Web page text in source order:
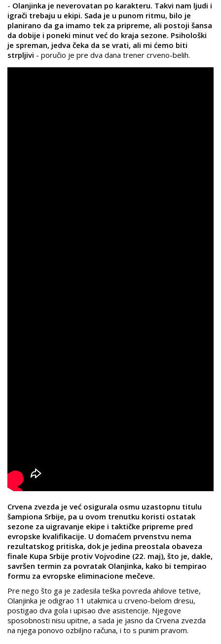
- Olanjinka je neverovatan po karakteru. Takvi nam ljudi i
igrači trebaju u ekipi. Sada je u punom ritmu, bilo je
planirano da ga imamo tek za pripreme, ali postoji šansa
da dobije i poneki minut već do kraja sezone. Psihološki
je spreman, jedva čeka da se vrati, ali mi ćemo biti
strpljivi - poručio je pre dva dana trener crveno-belih.
Crvena zvezda je već osigurala osmu uzastopnu titulu
šampiona Srbije, pa u ovom trenutku koristi ostatak
sezone za uigravanje ekipe i taktičke pripreme pred
evropske kvalifikacije. U domaćem prvenstvu nema
rezultatskog pritiska, dok je jedina preostala obaveza
finale Kupa Srbije protiv Vojvodine (22. maj), što je, dakle,
savršen termin za povratak Olanjinka, kako bi tempirao
formu za evropske eliminacione mečeve.
Pre nego što ga je zadesila teška povreda ahilove tetive,
Olanjinka je odigrao 11 utakmica u crveno-belom dresu,
postigao dva gola i upisao dve asistencije. Njegove
sposobnosti nisu upitne, a sada je jasno da Crvena zvezda
na njega ponovo ozbiljno računa, i to s punim pravom.